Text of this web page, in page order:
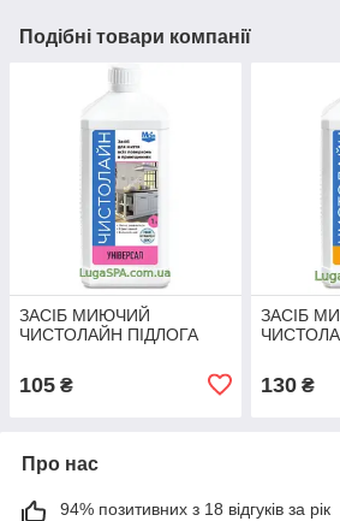
Подібні товари компанії
ЗАСІБ МИЮЧИЙ
ЧИСТОЛАЙН ПІДЛОГА
105 ₴
ЗАСІБ
130₴
Про нас
94% позитивних з 18 відгуків за рік